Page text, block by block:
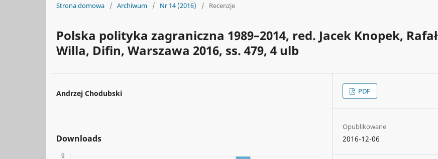
Strona domowa / Archiwum / Nr 14 (2016) / Recenzje
Polska polityka zagraniczna 1989–2014, red. Jacek Knopek, Rafał
Willa, Difin, Warszawa 2016, ss. 479, 4 ulb
Andrzej Chodubski
Downloads
PDF
Opublikowane
2016-12-06